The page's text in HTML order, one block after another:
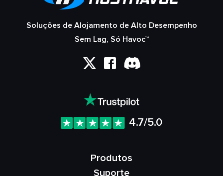
Soluções de Alojamento de Alto Desempenho
Sem Lag, Só Havoc™
4.7/5.0
Produtos
Suporte